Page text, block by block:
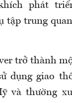
phát
tập trung
trở thành
dụng giao
và thường